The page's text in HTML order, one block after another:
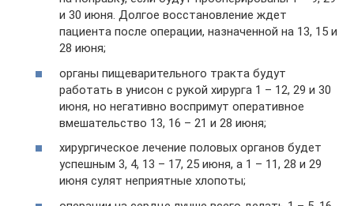
и 30 июня. Долгое восстановление ждет
пациента после операции, назначенной на 13, 15 и
28 июня;
органы пищеварительного тракта будут
работать в унисон с рукой хирурга 1 – 12, 29 и 30
июня, но негативно воспримут оперативное
вмешательство 13, 16 – 21 и 28 июня;
хирургическое лечение половых органов будет
успешным 3, 4, 13 – 17, 25 июня, а 1 – 11, 28 и 29
июня сулят неприятные хлопоты;